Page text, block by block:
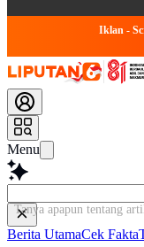
Iklan -
Menu
Berita UtamaCek Fakta